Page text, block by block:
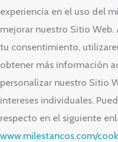
experiencia en el uso del
mejorar nuestro Sitio Web.
tu consentimiento,
obtener más información
personalizar nuestro Sitio
intereses individuales.
respecto en el siguiente
www.milestancos.com/